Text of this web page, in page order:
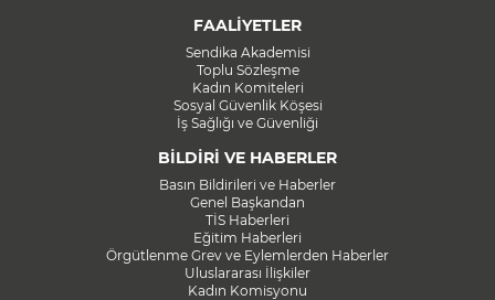
FAALİYETLER
Sendika Akademisi
Toplu Sözleşme
Kadın Komiteleri
Sosyal Güvenlik Köşesi
İş Sağlığı ve Güvenliği
BİLDİRİ VE HABERLER
Basın Bildirileri ve Haberler
Genel Başkandan
TİS Haberleri
Eğitim Haberleri
Örgütlenme Grev ve Eylemlerden Haberler
Uluslararası İlişkiler
Kadın Komisyonu